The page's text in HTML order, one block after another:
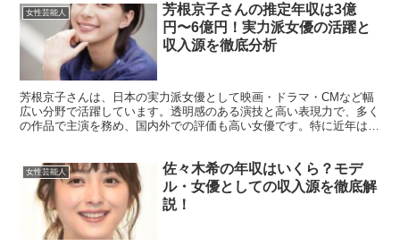
女性芸能人
芳根京子さんの推定年収は3億
円〜6億円！実力派女優の活躍と
収入源を徹底分析
芳根京子さんは、日本の実力派女優として映画・ドラマ・CMなど幅
広い分野で活躍しています。透明感のある演技と高い表現力で、多く
の作品で主演を務め、国内外での評価も高い女優です。特に近年は、
女性芸能人
佐々木希の年収はいくら？モデ
ル・女優としての収入源を徹底解
説！